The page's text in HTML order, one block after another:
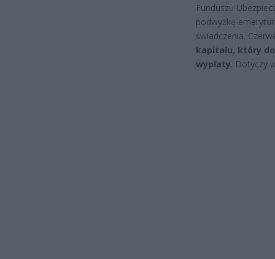
Funduszu
podwyżkę
świadczenia.
kapitału, który
wypłaty. Dotyczy